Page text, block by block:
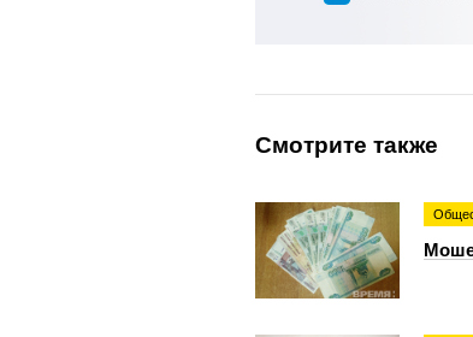
Смотрите также